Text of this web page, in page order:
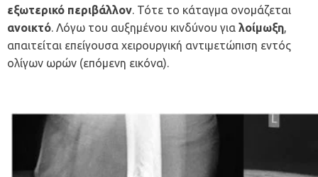
εξωτερικό περιβάλλον. Τότε το κάταγμα ονομάζεται
ανοικτό. Λόγω του αυξημένου κινδύνου για λοίμωξη,
απαιτείται επείγουσα χειρουργική αντιμετώπιση εντός
ολίγων ωρών (επόμενη εικόνα).